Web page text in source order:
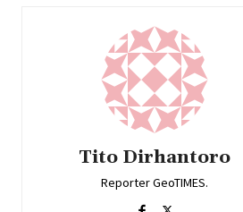
Tito Dirhantoro
Reporter GeoTIMES.